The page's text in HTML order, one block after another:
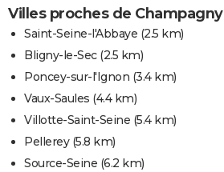
Villes proches de Champagny
Saint-Seine-l'Abbaye (2.5 km)
Bligny-le-Sec(2.5 km)
Poncey-sur-l'Ignon (3.4 km)
Vaux-Saules (4.4 km)
Villotte-Saint-Seine (5.4 km)
Pellerey(5.8 km)
Source-Seine (6.2 km)